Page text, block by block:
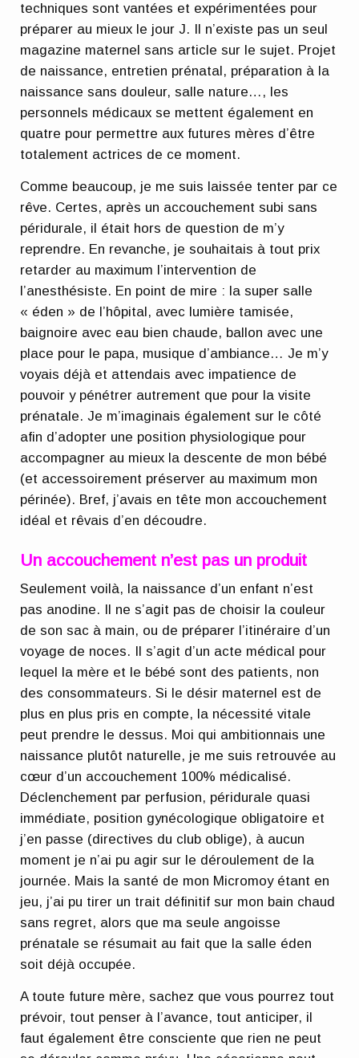
techniques sont vantées et expérimentées pour
préparer au mieux le jour J. Il n’existe pas un seul
magazine maternel sans article sur le sujet. Projet
de naissance, entretien prénatal, préparation à la
naissance sans douleur, salle nature…, les
personnels médicaux se mettent également en
quatre pour permettre aux futures mères d’être
totalement actrices de ce moment.
Comme beaucoup, je me suis laissée tenter par ce
rêve. Certes, après un accouchement subi sans
péridurale, il était hors de question de m’y
reprendre. En revanche, je souhaitais à tout prix
retarder au maximum l’intervention de
l’anesthésiste. En point de mire : la super salle
« éden » de l’hôpital, avec lumière tamisée,
baignoire avec eau bien chaude, ballon avec une
place pour le papa, musique d’ambiance… Je m’y
voyais déjà et attendais avec impatience de
pouvoir y pénétrer autrement que pour la visite
prénatale. Je m’imaginais également sur le côté
afin d’adopter une position physiologique pour
accompagner au mieux la descente de mon bébé
(et accessoirement préserver au maximum mon
périnée). Bref, j’avais en tête mon accouchement
idéal et rêvais d’en découdre.
Un accouchement n’est pas un produit
Seulement voilà, la naissance d’un enfant n’est
pas anodine. Il ne s’agit pas de choisir la couleur
de son sac à main, ou de préparer l’itinéraire d’un
voyage de noces. Il s’agit d’un acte médical pour
lequel la mère et le bébé sont des patients, non
des consommateurs. Si le désir maternel est de
plus en plus pris en compte, la nécessité vitale
peut prendre le dessus. Moi qui ambitionnais une
naissance plutôt naturelle, je me suis retrouvée au
cœur d’un accouchement 100% médicalisé.
Déclenchement par perfusion, péridurale quasi
immédiate, position gynécologique obligatoire et
j’en passe (directives du club oblige), à aucun
moment je n’ai pu agir sur le déroulement de la
journée. Mais la santé de mon Micromoy étant en
jeu, j’ai pu tirer un trait définitif sur mon bain chaud
sans regret, alors que ma seule angoisse
prénatale se résumait au fait que la salle éden
soit déjà occupée.
A toute future mère, sachez que vous pourrez tout
prévoir, tout penser à l’avance, tout anticiper, il
faut également être consciente que rien ne peut